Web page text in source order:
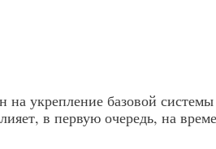
укрепление базовой
в первую очередь, на